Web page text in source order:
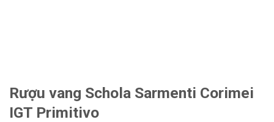
Rượu vang Schola Sarmenti Corimei
IGT Primitivo